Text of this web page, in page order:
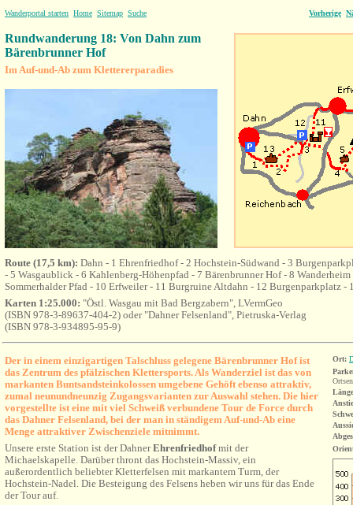
Wanderportal starten Home Sitemap Suche Vorherige
Rundwanderung 18: Von Dahn zum
Bärenbrunner Hof
Im Auf-und-Ab zum Klettererparadies
Route (17,5 km): Dahn - 1 Ehrenfriedhof - 2 Hochstein-Südwand - 3
- 5 Wasgaublick - 6 Kahlenberg-Höhenpfad - 7 Bärenbrunner Hof - 8
Sommerhalder Pfad - 10 Erfweiler - 11 Burgruine Altdahn - 12 Burgenparkplatz -
Karten 1:25.000: "Östl. Wasgau mit Bad Bergzabern", LVermGeo
(ISBN 978-3-89637-404-2) oder "Dahner Felsenland", Pietruska-Verlag
(ISBN 978-3-934895-95-9)
Der in einem einzigartigen Talschluss gelegene Bärenbrunner Hof ist
das Zentrum des pfälzischen Klettersports. Als Wanderziel ist das von
markanten Buntsandsteinkolossen umgebene Gehöft ebenso attraktiv,
zumal neunundneunzig Zugangsvarianten zur Auswahl stehen. Die hier
vorgestellte ist eine mit viel Schweiß verbundene Tour de Force durch
das Dahner Felsenland, bei der man in ständigem Auf-und-Ab eine
Menge attraktiver Zwischenziele mitnimmt.
Unsere erste Station ist derDahnerEhrenfriedhofmit der
Michaelskapelle. Darüber thront das Hochstein-Massiv, ein
außerordentlich beliebterKletterfelsen mit markantem Turm, der
Hochstein-Nadel. Die Besteigung des Felsens heben wir uns für das Ende
der Tour auf.
Ort: